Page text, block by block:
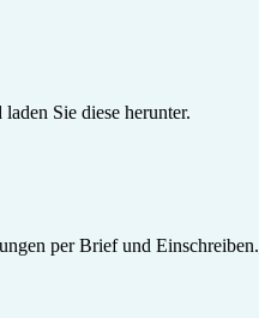
Sie diese herunter.
per Brief und Einschreiben.